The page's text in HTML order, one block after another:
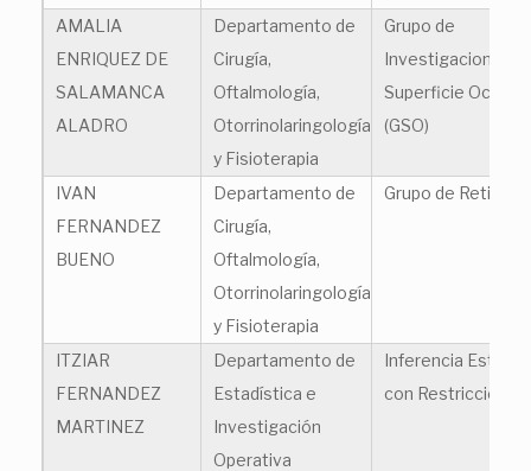
AMALIA
ENRIQUEZ DE
SALAMANCA
ALADRO
Departamento de
Cirugía,
Oftalmología,
Otorrinolaringología
y Fisioterapia
Grupo de
Investigacion en
Superficie Ocular
(GSO)
IVAN
FERNANDEZ
BUENO
Departamento de
Cirugía,
Oftalmología,
Otorrinolaringología
y Fisioterapia
Grupo de Retina
ITZIAR
FERNANDEZ
MARTINEZ
Departamento de
Estadística e
Investigación
Operativa
Inferencia
con Restricciones